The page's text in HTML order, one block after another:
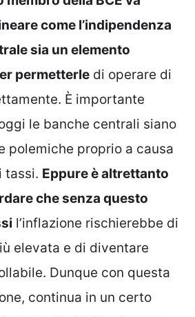
come l’indipendenza
sia un elemento
permetterle di operare di
È importante
le banche centrali siano
polemiche proprio a causa
tassi. Eppure è altrettanto
che senza questo
l’inflazione rischierebbe di
elevata e di diventare
Dunque con questa
continua in un certo